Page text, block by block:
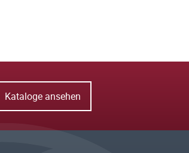
Kataloge ansehen